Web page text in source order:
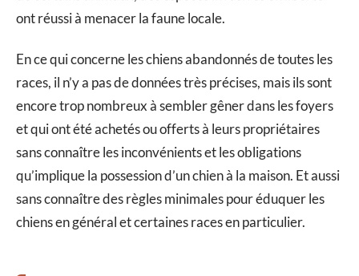
ont réussi à menacer la faune locale.
En ce qui concerne les chiens abandonnés de toutes les
races, il n’y a pas de données très précises, mais ils sont
encore trop nombreux à sembler gêner dans les foyers
et qui ont été achetés ou offerts à leurs propriétaires
sans connaître les inconvénients et les obligations
qu’implique la possession d’un chien à la maison. Et aussi
sans connaître des règles minimales pour éduquer les
chiens en général et certaines races en particulier.